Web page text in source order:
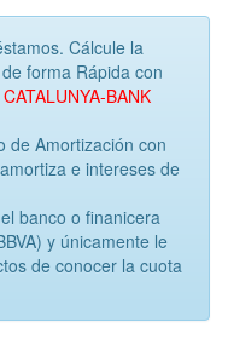
Cálcule la
forma Rápida con
BANK
de Amortización con
e intereses de
banco o finanicera
y únicamente le
de conocer la cuota